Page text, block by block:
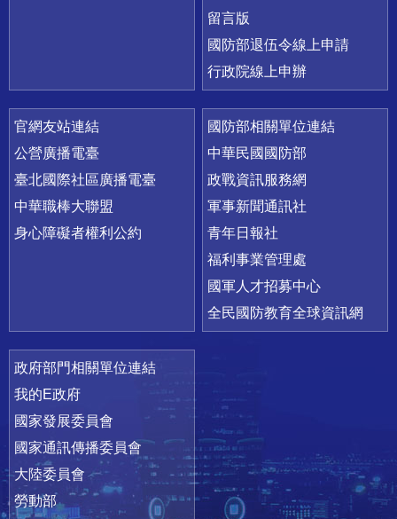
留言版
國防部退伍令線上申請
行政院線上申辦
官網友站連結
公營廣播電臺
臺北國際社區廣播電臺
中華職棒大聯盟
身心障礙者權利公約
國防部相關單位連結
中華民國國防部
政戰資訊服務網
軍事新聞通訊社
青年日報社
福利事業管理處
國軍人才招募中心
全民國防教育全球資訊網
政府部門相關單位連結
我的E政府
國家發展委員會
國家通訊傳播委員會
大陸委員會
勞動部